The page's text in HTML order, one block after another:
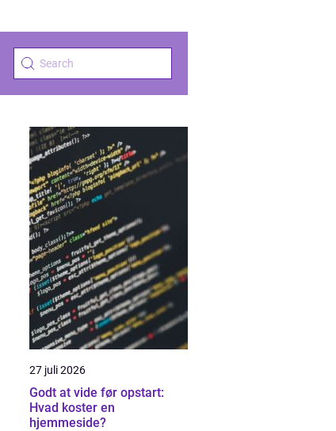
27 juli 2026
Godt at vide før opstart:
Hvad koster en
hjemmeside?